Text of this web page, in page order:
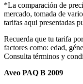
*La comparación de
mercado, tomada de
tarifas aqui presentadas
Recuerda que tu tarifa
factores como: edad,
Consulta términos y
Aveo PAQ B 2009